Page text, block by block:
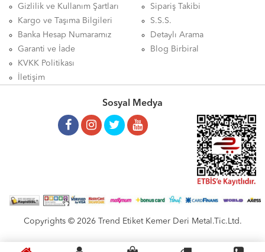
Gizlilik ve Kullanım Şartları
Kargo ve Taşıma Bilgileri
Banka Hesap Numaramız
Garanti ve İade
KVKK Politikası
İletişim
Sipariş Takibi
S.S.S.
Detaylı Arama
Blog Birbiral
Sosyal Medya
Copyrights © 2026 Trend Etiket Kemer Deri Metal.Tic.Ltd.